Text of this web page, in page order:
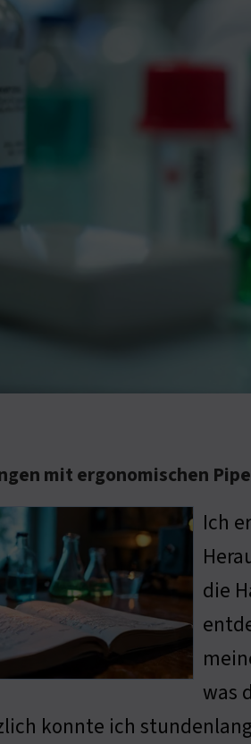
mit ergonomischen
Ich
die
was
konnte ich